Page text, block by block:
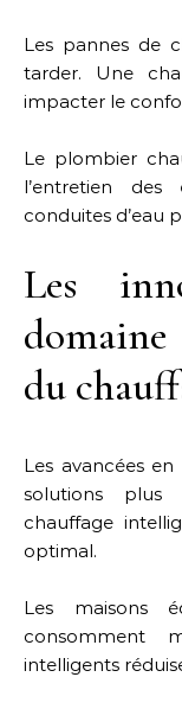
Les pannes de
tarder. Une
impacter le
Le plombier
l’entretien
conduites d’eau
Les
du
Les avancées
solutions plus
chauffage
optimal.
Les maisons
consomment
intelligents